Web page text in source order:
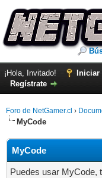
¡Hola, Invitado!
Regístrate
Foro de NetGamer.cl ›
MyCode
MyCode
Puedes usar MyCode,